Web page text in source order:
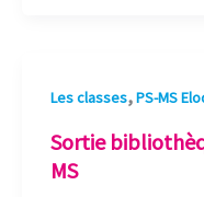
Les classes,PS-MS
Sortie
MS
Sortie
et